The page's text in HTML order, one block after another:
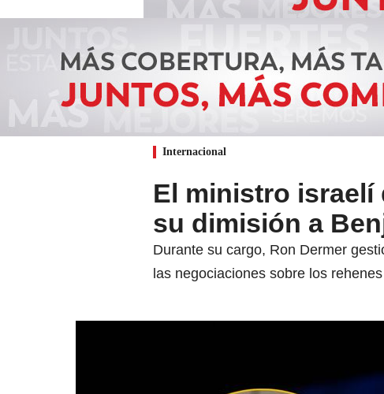
Internacional
El ministro
su dimisión a
Durante su cargo, Ron Dermer
las negociaciones sobre los